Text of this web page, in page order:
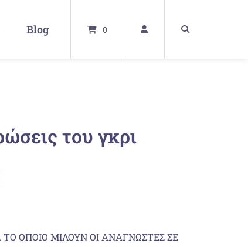
Blog 0
του γκρι
ΟΠΟΙΟ ΜΙΛΟΥΝ ΟΙ ΑΝΑΓΝΩΣΤΕΣ ΣΕ